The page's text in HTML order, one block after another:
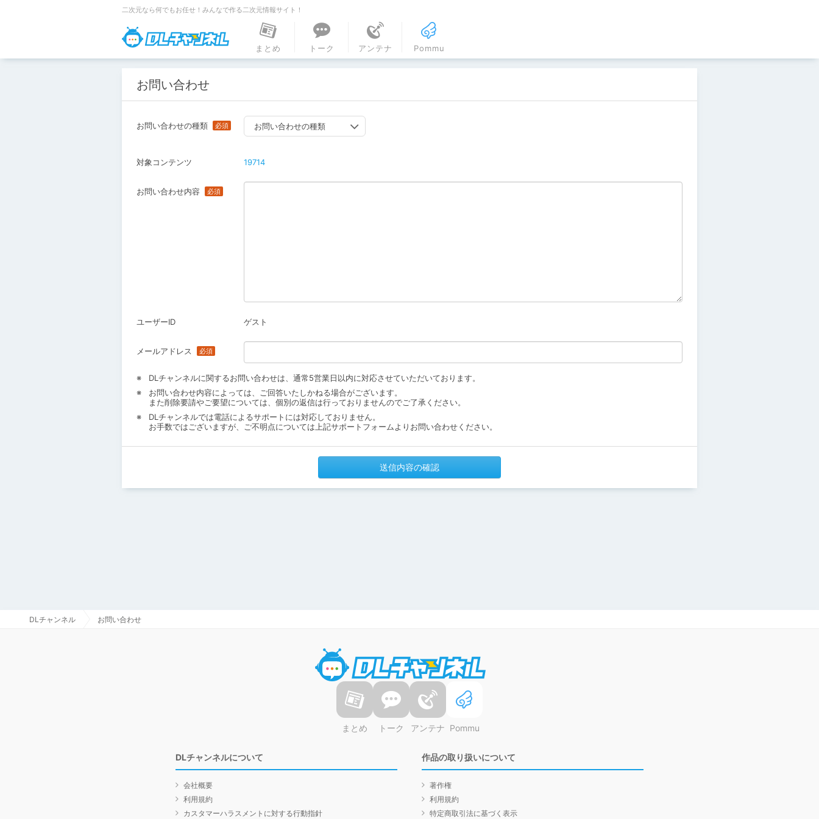
二次元なら何でもお任せ！みんなで作る二次元情報サイト！
DLチャンネル
まとめ
トーク アンテナ Pommu
お問い合わせ
お問い合わせの種類 お問い合わせの種類
対象コンテンツ 19714
お問い合わせ内容
ユーザーID ゲスト
メールアドレス
DLチャンネルに関するお問い合わせは、通常5営業日以内に対応させていただいております。
お問い合わせ内容によっては、ご回答いたしかねる場合がございます。
また削除要請やご要望については、個別の返信は行っておりませんのでご了承ください。
DLチャンネルでは電話によるサポートには対応しておりません。
お手数ではございますが、ご不明点については上記サポートフォームよりお問い合わせください。
送信内容の確認
DLチャンネル お問い合わせ
まとめ トーク アンテナ Pommu
DLチャンネルについて
会社概要
利用規約
カスタマーハラスメントに対する行動指針
作品の取り扱いについて
著作権
利用規約
特定商取引法に基づく表示